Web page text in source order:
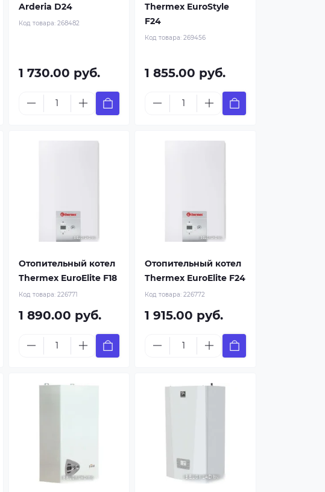
Arderia D24
Код товара: 268482
1 730.00 руб.
Thermex EuroStyle
F24
Код товара:269456
1 855.00 руб.
Отопительный котел
Thermex EuroElite F18
Код товара: 226771
1 890.00 руб.
Отопительный котел
Thermex EuroElite F24
Код товара:226772
1 915.00 руб.